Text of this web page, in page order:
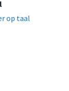
op taal